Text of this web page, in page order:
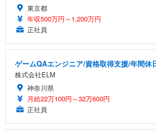
東京都
年収500万円～1,200万円
正社員
ゲームQAエンジニア/資格取得支援/年間休
株式会社ELM
神奈川県
月給22万100円～32万600円
正社員